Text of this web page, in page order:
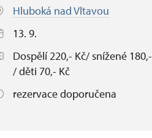
Hluboká nad Vltavou
13. 9.
Dospělí 220,- Kč/ snížené 180,-
/ děti 70,- Kč
rezervace doporučena